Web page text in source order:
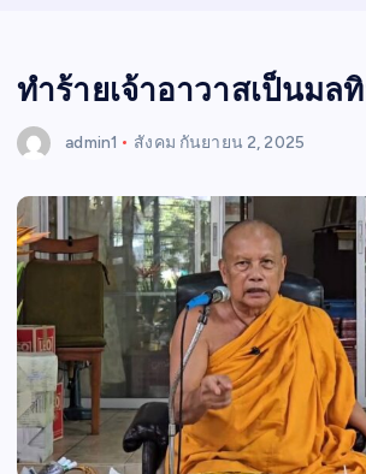
ทำร้ายเจ้าอาวาสเป็นมล
admin1 สังคม กันยายน 2, 2025